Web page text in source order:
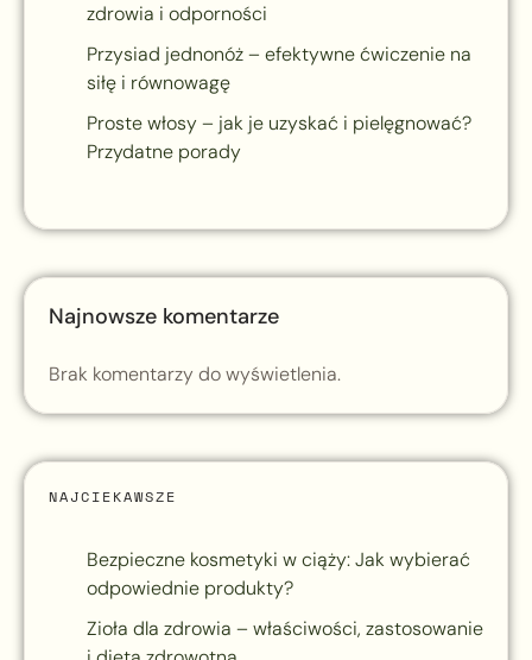
zdrowia i odporności
Przysiad jednonóż – efektywne ćwiczenie na
siłę i równowagę
Proste włosy – jak je uzyskać i pielęgnować?
Przydatne porady
Najnowsze komentarze
Brak komentarzy do wyświetlenia.
NAJCIEKAWSZE
Bezpieczne kosmetyki w ciąży: Jak wybierać
odpowiednie produkty?
Zioła dla zdrowia – właściwości, zastosowanie